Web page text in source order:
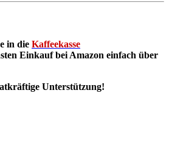
in die Kaffeekasse
Einkauf bei Amazon einfach über
Unterstützung!